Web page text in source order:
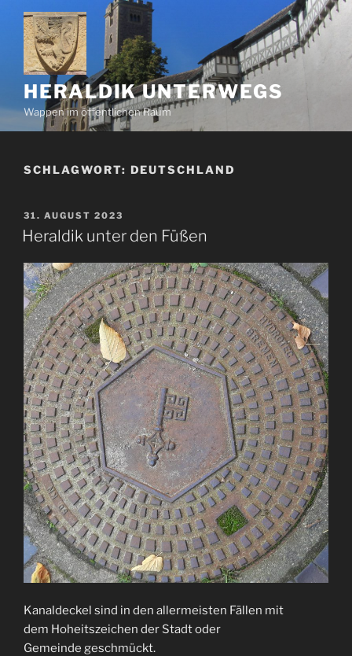
Zum
Inhalt
springen
HERALDIK UNTERWEGS
Wappen im öffentlichen Raum
SCHLAGWORT: DEUTSCHLAND
VERÖFFENTLICHT
AM
31. AUGUST 2023
Heraldik unter den Füßen
Kanaldeckel sind in den allermeisten Fällen mit
dem Hoheitszeichen der Stadt oder
Gemeinde geschmückt.